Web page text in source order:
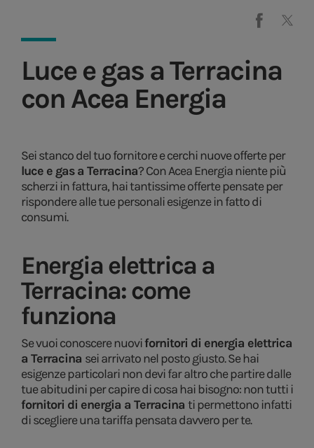
Luce e gas a Terracina
con Acea Energia
Sei stanco del tuo fornitore e cerchi nuove offerte per
luce e gas a Terracina? Con Acea Energia niente più
scherzi in fattura, hai tantissime offerte pensate per
rispondere alle tue personali esigenze in fatto di
consumi.
Energia elettrica a
Terracina: come
funziona
Se vuoi conoscere nuovifornitori di energia elettrica
a Terracina sei arrivato nel posto giusto. Se hai
esigenze particolari non devi far altro che partire dalle
tue abitudini per capire di cosa hai bisogno: non tutti i
fornitori di energia a Terracina ti permettono infatti
di scegliere una tariffa pensata davvero per te.